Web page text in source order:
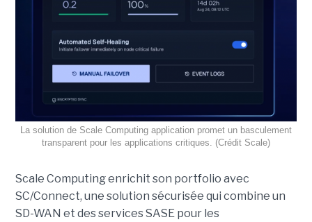
La solution de Scale Computing application promet un basculement
transparent pour les applications critiques. (Crédit Scale)
Scale Computing enrichit son portfolio avec
SC/Connect, une solution sécurisée qui combine un
SD-WAN et des services SASE pour les